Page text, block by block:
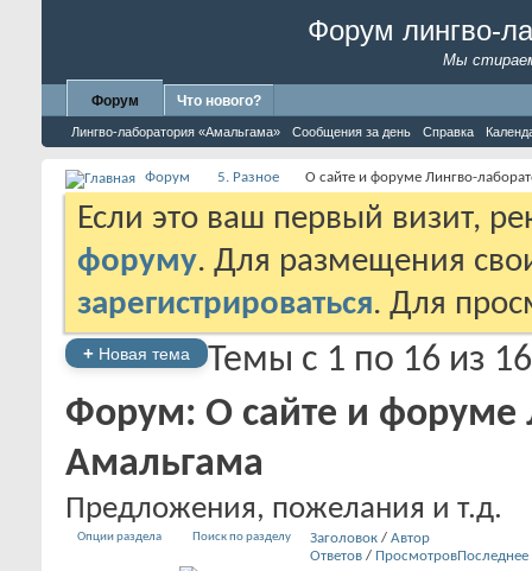
Форум лингво-
Мы
Форум
Лингво-лаборатория «Амальгама» Сообщения за день Справка
Что нового?
Форум 5. Разное О сайте и форуме Лингво-
Если это ваш первый визит,
форуму. Для размещения
зарегистрироваться. Для
+ Новая тема Темы с 1 по 16 из 16
Форум: О сайте и форуме
Амальгама
Предложения, пожелания и т.д.
Опции раздела Поиск по разделу Заголовок / Автор
Ответов / Просмотров